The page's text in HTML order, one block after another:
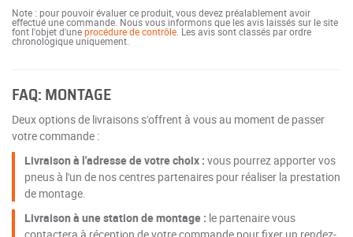
Note : pour pouvoir évaluer ce produit, vous devez préalablement avoir
effectué une commande. Nous vous informons que les avis laissés sur le site
font l'objet d'uneprocédure de contrôle . Les avis sont classés par ordre
chronologique uniquement.
FAQ: MONTAGE
Deux options de livraisons s'offrent à vous au moment de passer
votre commande :
Livraison à l'adresse de votre choix : vous pourrez apporter vos
pneus à l'un de nos centres partenaires pour réaliser la prestation
de montage.
Livraison à une station de montage : le partenaire vous
contactera à réception de votre commande pour fixer un rendez-